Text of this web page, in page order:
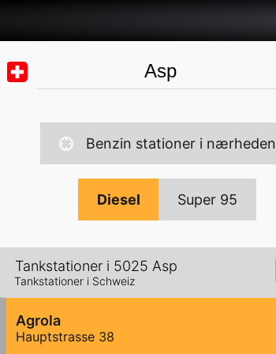
Benzin stationer i nærheden
Diesel Super 95
Tankstationer i 5025 Asp
Tankstationer i Schweiz
Agrola
Hauptstrasse 38